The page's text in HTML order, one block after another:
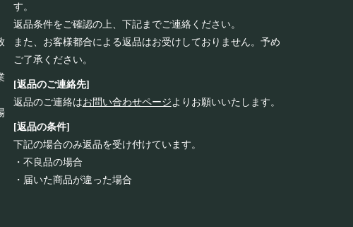
す。
返品条件をご確認の上、下記までご連絡ください。
また、お客様都合による返品はお受けしておりません。予め
ご了承ください。
[返品のご連絡先]
返品のご連絡はお問い合わせページ よりお願いいたします。
[返品の条件]
下記の場合のみ返品を受け付けています。
・不良品の場合
・届いた商品が違った場合